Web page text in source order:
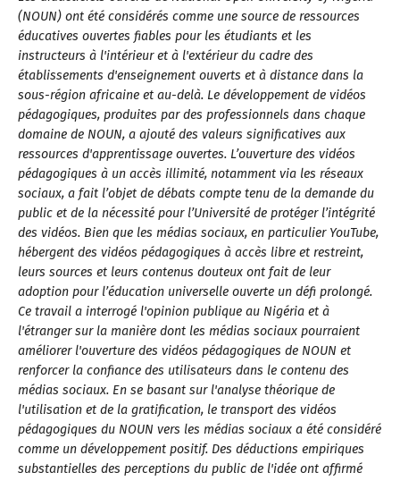
(NOUN) ont été considérés comme une source de ressources
éducatives ouvertes fiables pour les étudiants et les
instructeurs à l'intérieur et à l'extérieur du cadre des
établissements d'enseignement ouverts et à distance dans la
sous-région africaine et au-delà. Le développement de vidéos
pédagogiques, produites par des professionnels dans chaque
domaine de NOUN, a ajouté des valeurs significatives aux
ressources d'apprentissage ouvertes. L’ouverture des vidéos
pédagogiques à un accès illimité, notamment via les réseaux
sociaux, a fait l’objet de débats compte tenu de la demande du
public et de la nécessité pour l’Université de protéger l’intégrité
des vidéos. Bien que les médias sociaux, en particulier YouTube,
hébergent des vidéos pédagogiques à accès libre et restreint,
leurs sources et leurs contenus douteux ont fait de leur
adoption pour l’éducation universelle ouverte un défi prolongé.
Ce travail a interrogé l'opinion publique au Nigéria et à
l'étranger sur la manière dont les médias sociaux pourraient
améliorer l'ouverture des vidéos pédagogiques de NOUN et
renforcer la confiance des utilisateurs dans le contenu des
médias sociaux. En se basant sur l'analyse théorique de
l'utilisation et de la gratification, le transport des vidéos
pédagogiques du NOUN vers les médias sociaux a été considéré
comme un développement positif. Des déductions empiriques
substantielles des perceptions du public de l'idée ont affirmé